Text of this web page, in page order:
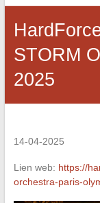
STORM
2025
14-04-2025
Lien web: https://
orchestra-paris-